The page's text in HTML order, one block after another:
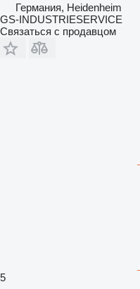
Германия, Heidenheim
GS-INDUSTRIESERVICE
Связаться с продавцом
5